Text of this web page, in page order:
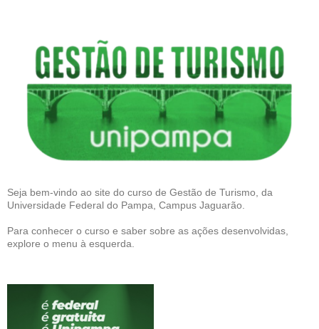
Seja bem-vindo ao site do curso de Gestão de Turismo, da
Universidade Federal do Pampa, Campus Jaguarão.
Para conhecer o curso e saber sobre as ações desenvolvidas,
explore o menu à esquerda.